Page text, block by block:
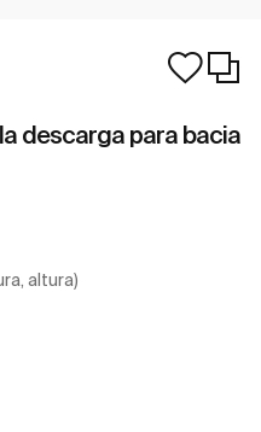
descarga para bacia
altura)